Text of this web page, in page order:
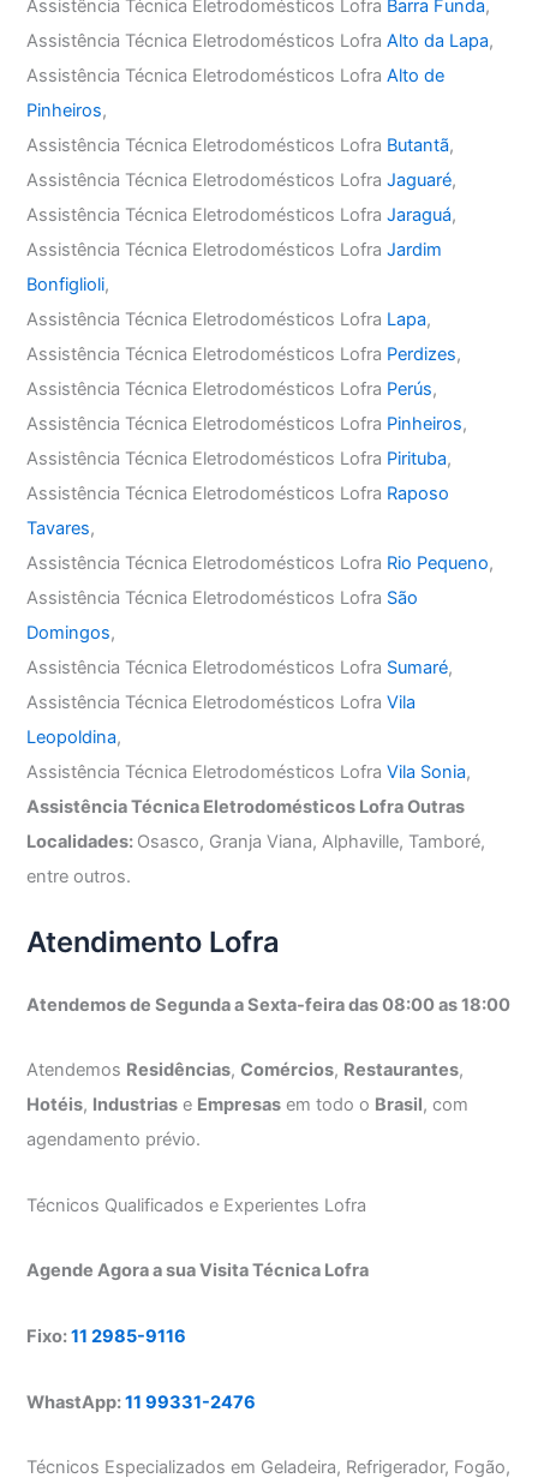
Assistência Técnica Eletrodomésticos Lofra Barra Funda,
Assistência Técnica Eletrodomésticos LofraAlto da Lapa,
Assistência Técnica Eletrodomésticos LofraAlto de
Pinheiros,
Assistência Técnica Eletrodomésticos Lofra Butantã,
Assistência Técnica Eletrodomésticos LofraJaguaré,
Assistência Técnica Eletrodomésticos LofraJaraguá,
Assistência Técnica Eletrodomésticos LofraJardim
Bonfiglioli,
Assistência Técnica Eletrodomésticos Lofra Lapa,
Assistência Técnica Eletrodomésticos Lofra Perdizes,
Assistência Técnica Eletrodomésticos Lofra Perús,
Assistência Técnica Eletrodomésticos Lofra Pinheiros,
Assistência Técnica Eletrodomésticos Lofra Pirituba,
Assistência Técnica Eletrodomésticos Lofra Raposo
Tavares,
Assistência Técnica Eletrodomésticos Lofra Rio Pequeno,
Assistência Técnica Eletrodomésticos Lofra São
Domingos,
Assistência Técnica Eletrodomésticos Lofra Sumaré,
Assistência Técnica Eletrodomésticos LofraVila
Leopoldina,
Assistência Técnica Eletrodomésticos LofraVila Sonia,
Assistência Técnica Eletrodomésticos Lofra Outras
Localidades: Osasco, Granja Viana, Alphaville, Tamboré,
entre outros.
Atendimento Lofra
Atendemos de Segunda a Sexta-feira das 08:00 as 18:00
Atendemos Residências,Comércios, Restaurantes,
Hotéis, Industrias e Empresas em todo o Brasil, com
agendamento prévio.
Técnicos Qualificados e Experientes Lofra
Agende Agora a sua Visita Técnica Lofra
Fixo:11 2985-9116
WhastApp:11 99331-2476
Técnicos Especializados em Geladeira, Refrigerador, Fogão,